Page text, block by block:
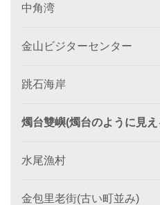
中角湾
金山ビジターセンター
跳石海岸
燭台雙嶼(燭台のように見
水尾漁村
金包里老街(古い町並み)